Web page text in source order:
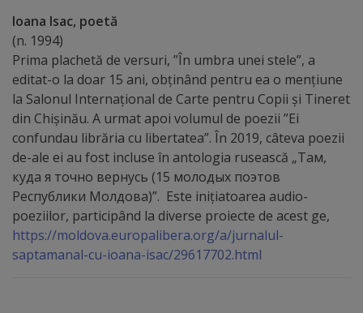
public
Lista
stațiilor
de
transport
public
Parcări
Date
Ioana Isac, poetă
(n. 1994)
Prima plachetă de versuri, ”În umbra unei stele”, a
editat-o la doar 15 ani, obținând pentru ea o menţiune
la Salonul Internaţional de Carte pentru Copii şi Tineret
din Chişinău. A urmat apoi volumul de poezii ”Ei
confundau librăria cu libertatea”. În 2019, câteva poezii
de-ale ei au fost incluse în antologia rusească „Там,
куда я точно вернусь (15 молодых поэтов
Республики Молдова)”. Este inițiatoarea audio-
poeziilor, participând la diverse proiecte de acest ge,
https://moldova.europalibera.org/a/jurnalul-
saptamanal-cu-ioana-isac/29617702.html